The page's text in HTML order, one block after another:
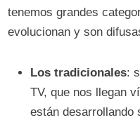
tenemos grandes
evolucionan y son
Los tradicionales:
TV, que nos llegan
están desarrollando